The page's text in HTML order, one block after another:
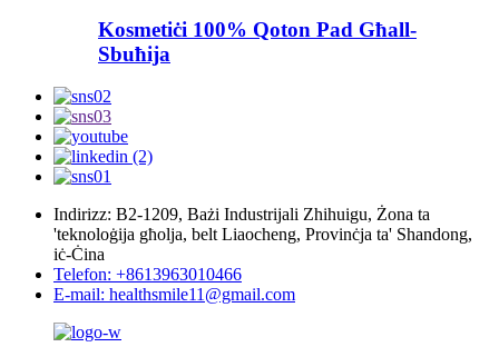
Kosmetiċi 100% Qoton Pad Għall-
Sbuħija
Indirizz: B2-1209, Bażi Industrijali Zhihuigu, Żona ta
'teknoloġija għolja, belt Liaocheng, Provinċja ta' Shandong,
iċ-Ċina
Telefon: +8613963010466
E-mail: healthsmile11@gmail.com